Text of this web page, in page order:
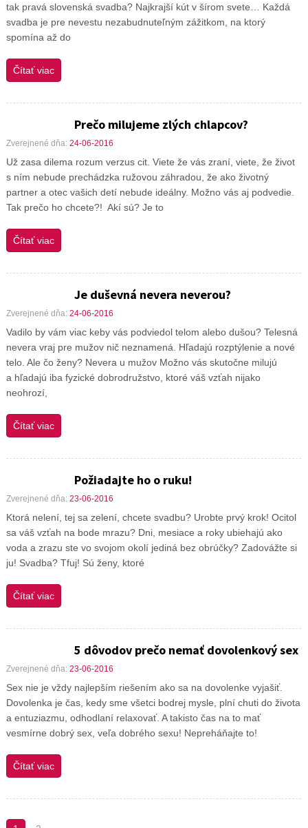
tak pravá slovenská svadba? Najkrajší kút v šírom svete… Každá
svadba je pre nevestu nezabudnuteľným zážitkom, na ktorý
spomína až do
Čítať viac
Prečo milujeme zlých chlapcov?
Zverejnené dňa: 24-06-2016
Už zasa dilema rozum verzus cit. Viete že vás zraní, viete, že život
s ním nebude prechádzka ružovou záhradou, že ako životný
partner a otec vašich detí nebude ideálny. Možno vás aj podvedie.
Tak prečo ho chcete?! Akí sú? Je to
Čítať viac
Je duševná nevera neverou?
Zverejnené dňa: 24-06-2016
Vadilo by vám viac keby vás podviedol telom alebo dušou? Telesná
nevera vraj pre mužov nič neznamená. Hľadajú rozptýlenie a nové
telo. Ale čo ženy? Nevera u mužov Možno vás skutočne milujú
a hľadajú iba fyzické dobrodružstvo, ktoré váš vzťah nijako
neohrozí,
Čítať viac
Požiadajte ho o ruku!
Zverejnené dňa: 23-06-2016
Ktorá nelení, tej sa zelení, chcete svadbu? Urobte prvý krok! Ocitol
sa váš vzťah na bode mrazu? Dni, mesiace a roky ubiehajú ako
voda a zrazu ste vo svojom okolí jediná bez obrúčky? Zadovážte si
ju! Svadba? Tfuj! Sú ženy, ktoré
Čítať viac
5 dôvodov prečo nemať dovolenkový sex
Zverejnené dňa: 23-06-2016
Sex nie je vždy najlepším riešením ako sa na dovolenke vyjašiť.
Dovolenka je čas, kedy sme všetci bodrej mysle, plní chuti do života
a entuziazmu, odhodlaní relaxovať. A takisto čas na to mať
vesmírne dobrý sex, veľa dobrého sexu! Nepreháňajte to!
Čítať viac